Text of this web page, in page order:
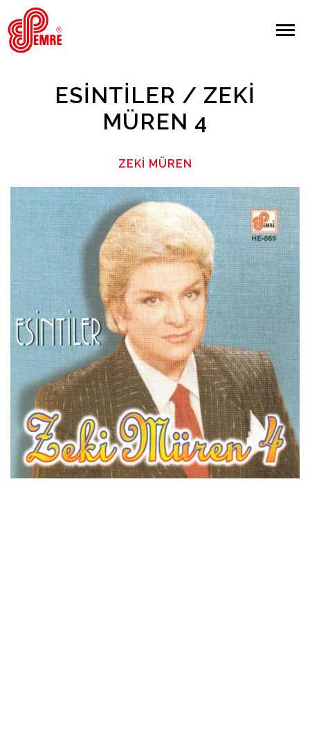
EMRE PLAK
ARAMA
Anasayfa
Hakkımızda
Sanatçılar
Albümler
İletişim
ESINTILER / ZEKI
MÜREN 4
ZEKI MÜREN